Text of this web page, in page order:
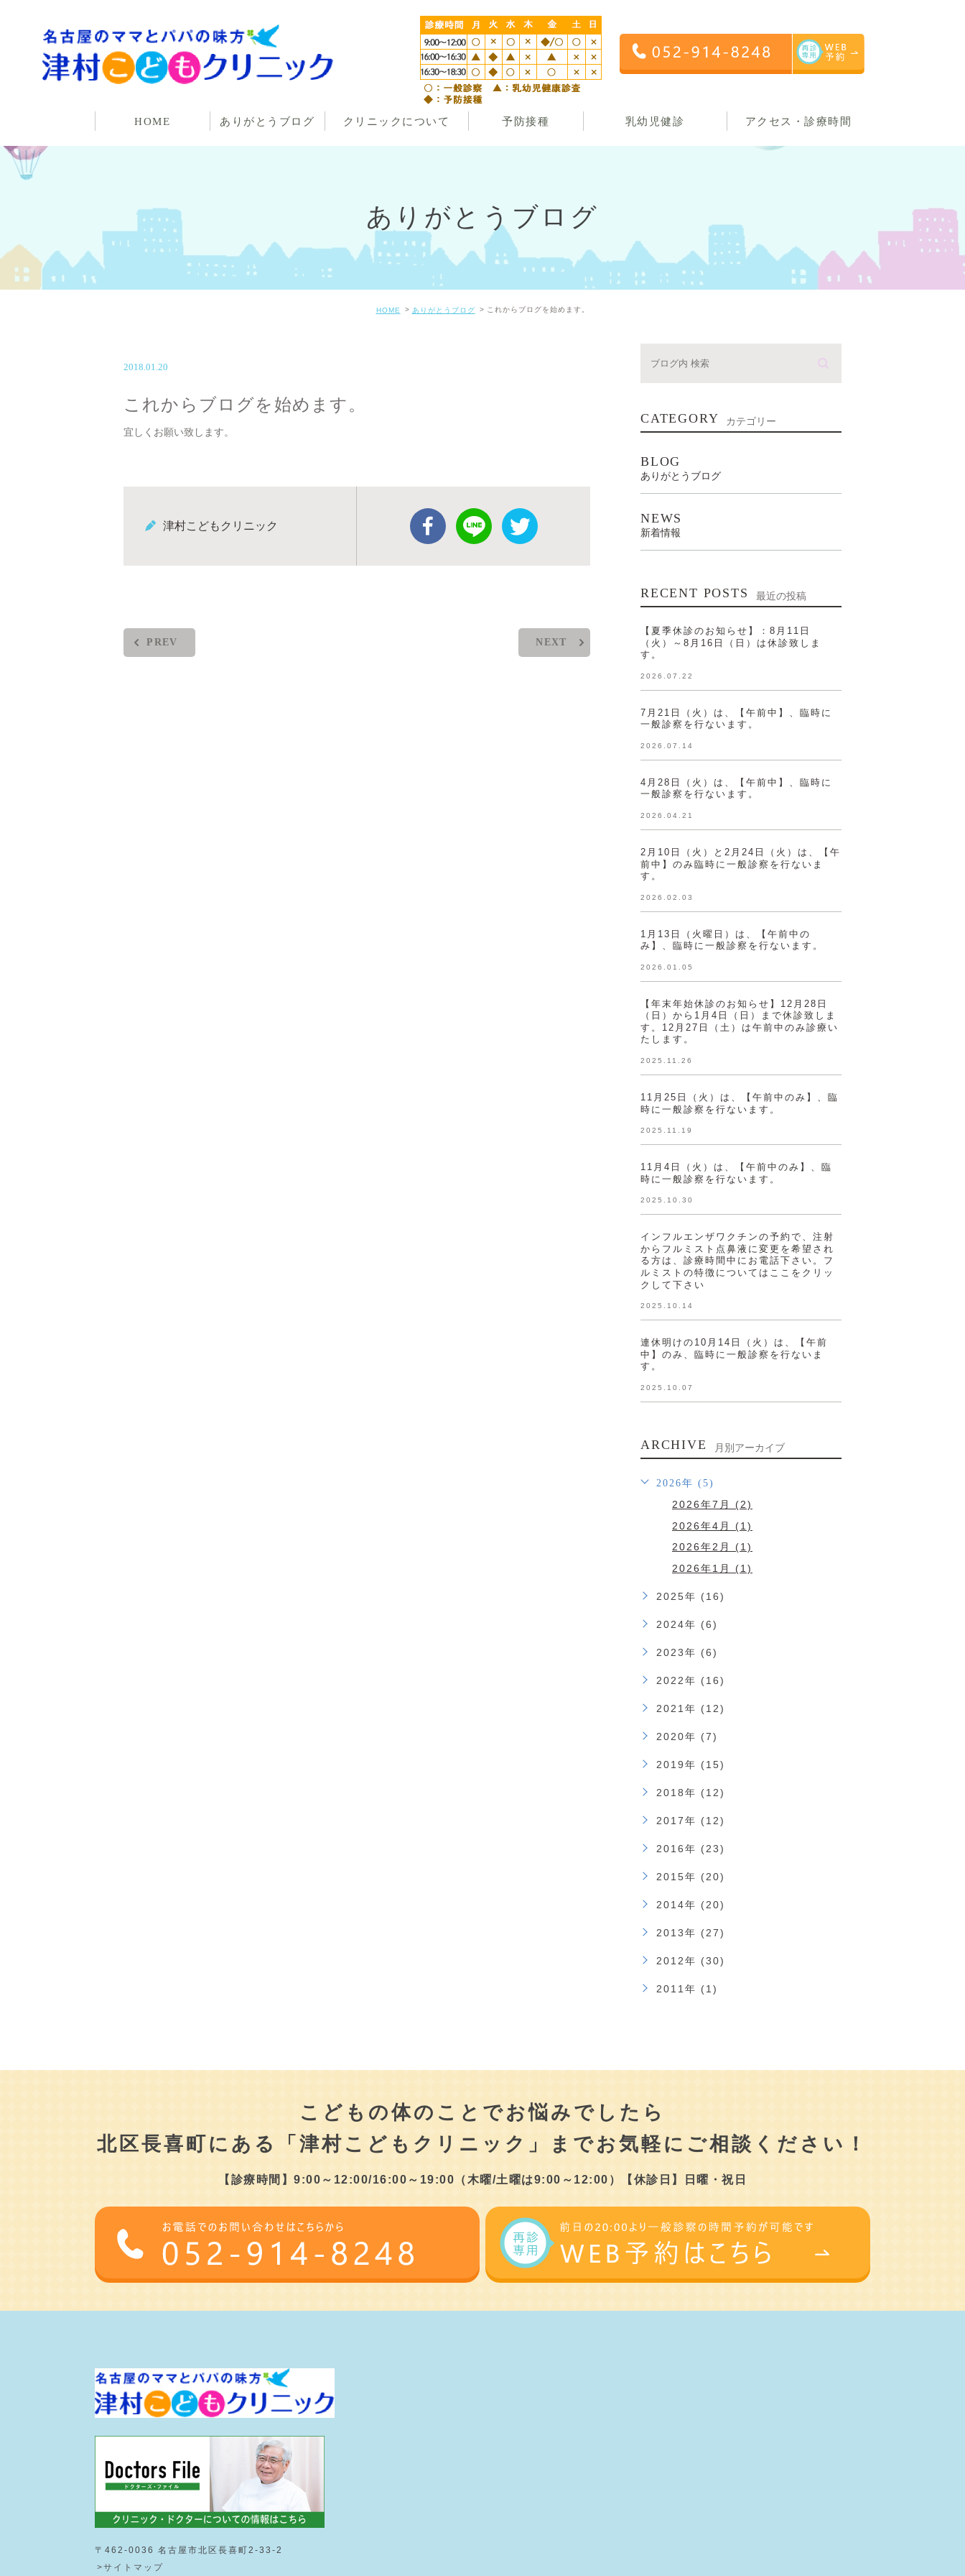
HOME ありがとうブログ クリニックについて 予防接種 乳幼児健診 アクセス・診療時間
ありがとうブログ
HOME ありがとうブログ これからブログを始めます。
2018.01.20
これからブログを始めます。
宜しくお願い致します。
津村こどもクリニック
PREV NEXT
CATEGORY カテゴリー
BLOG
ありがとうブログ
NEWS
新着情報
RECENT POSTS 最近の投稿
【夏季休診のお知らせ】：8月11日
（火）～8月16日（日）は休診致しま
す。
2026.07.22
7月21日（火）は、【午前中】、臨時に
一般診察を行ないます。
2026.07.14
4月28日（火）は、【午前中】、臨時に
一般診察を行ないます。
2026.04.21
2月10日（火）と2月24日（火）は、【午
前中】のみ臨時に一般診察を行ないま
す。
2026.02.03
1月13日（火曜日）は、【午前中の
み】、臨時に一般診察を行ないます。
2026.01.05
【年末年始休診のお知らせ】12月28日
（日）から1月4日（日）まで休診致しま
す。12月27日（土）は午前中のみ診療い
たします。
2025.11.26
11月25日（火）は、【午前中のみ】、臨
時に一般診察を行ないます。
2025.11.19
11月4日（火）は、【午前中のみ】、臨
時に一般診察を行ないます。
2025.10.30
インフルエンザワクチンの予約で、注射
からフルミスト点鼻液に変更を希望され
る方は、診療時間中にお電話下さい。フ
ルミストの特徴についてはここをクリッ
クして下さい
2025.10.14
連休明けの10月14日（火）は、【午前
中】のみ、臨時に一般診察を行ないま
す。
2025.10.07
ARCHIVE 月別アーカイブ
2026年 (5)
2026年7月 (2)
2026年4月 (1)
2026年2月 (1)
2026年1月 (1)
2025年 (16)
2024年 (6)
2023年 (6)
2022年 (16)
2021年 (12)
2020年 (7)
2019年 (15)
2018年 (12)
2017年 (12)
2016年 (23)
2015年 (20)
2014年 (20)
2013年 (27)
2012年 (30)
2011年 (1)
こどもの体のことでお悩みでしたら
北区長喜町にある
「津村こどもクリニック」までお気軽にご相談ください！
【診療時間】9:00～12:00/16:00～19:00 （木曜/土曜は9:00～12:00） 【休診日】日曜・祝日
〒462-0036 名古屋市北区長喜町2-33-2
>サイトマップ